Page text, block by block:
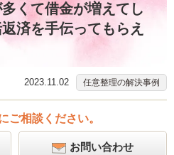
多くて借金が増えてし
済を手伝ってもらえ
2023.11.02 任意整理の解決事例
ご相談ください。
お問い合わせ